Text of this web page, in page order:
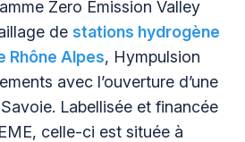
Zero Emission Valley
de stations hydrogène
Rhône Alpes, Hympulsion
avec l’ouverture d’une
Labellisée et financée
celle-ci est située à